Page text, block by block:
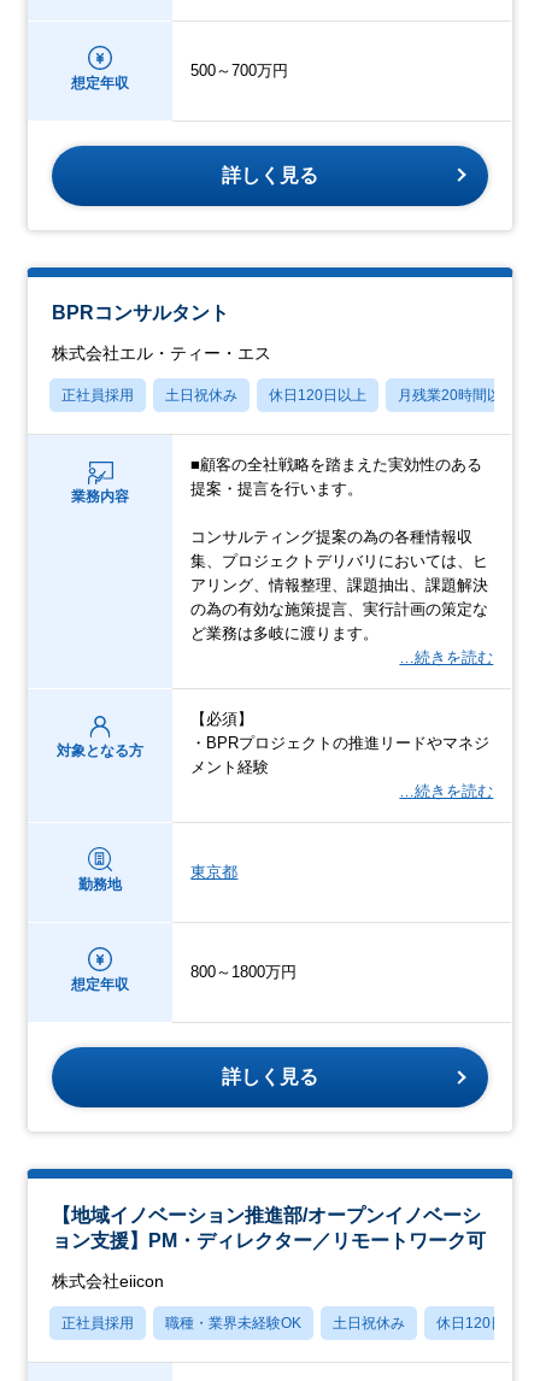
想定年収
500～700万円
詳しく見る
BPRコンサルタント
株式会社エル・ティー・エス
正社員採用 土日祝休み 休日120日以上 月残業20時間以内
業務内容
■顧客の全社戦略を踏まえた実効性のある
提案・提言を行います。
コンサルティング提案の為の各種情報収
集、プロジェクトデリバリにおいては、ヒ
アリング、情報整理、課題抽出、課題解決
の為の有効な施策提言、実行計画の策定な
ど業務は多岐に渡ります。
…続きを読む
対象となる方
【必須】
・BPRプロジェクトの推進リードやマネジ
メント経験
…続きを読む
勤務地
東京都
想定年収
800～1800万円
詳しく見る
【地域イノベーション推進部/オープンイノベーシ
ョン支援】PM・ディレクター／リモートワーク可
株式会社eiicon
正社員採用 職種・業界未経験OK 土日祝休み 休日120日以上